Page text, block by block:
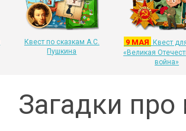
Квест по сказкам А.С.
Пушкина
9 МАЯ
Квест
«Великая
война»
Загадки про